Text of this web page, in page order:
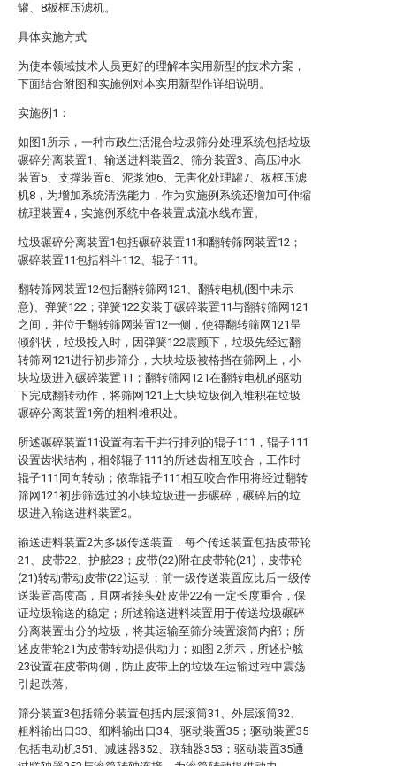
罐、8板框压滤机。
具体实施方式
为使本领域技术人员更好的理解本实用新型的技术方案，
下面结合附图和实施例对本实用新型作详细说明。
实施例1：
如图1所示，一种市政生活混合垃圾筛分处理系统包括垃圾
碾碎分离装置1、输送进料装置2、筛分装置3、高压冲水
装置5、支撑装置6、泥浆池6、无害化处理罐7、板框压滤
机8，为增加系统清洗能力，作为实施例系统还增加可伸缩
梳理装置4，实施例系统中各装置成流水线布置。
垃圾碾碎分离装置1包括碾碎装置11和翻转筛网装置12；
碾碎装置11包括料斗112、辊子111。
翻转筛网装置12包括翻转筛网121、翻转电机(图中未示
意)、弹簧122；弹簧122安装于碾碎装置11与翻转筛网121
之间，并位于翻转筛网装置12一侧，使得翻转筛网121呈
倾斜状，垃圾投入时，因弹簧122震颤下，垃圾先经过翻
转筛网121进行初步筛分，大块垃圾被格挡在筛网上，小
块垃圾进入碾碎装置11；翻转筛网121在翻转电机的驱动
下完成翻转动作，将筛网121上大块垃圾倒入堆积在垃圾
碾碎分离装置1旁的粗料堆积处。
所述碾碎装置11设置有若干并行排列的辊子111，辊子111
设置齿状结构，相邻辊子111的所述齿相互咬合，工作时
辊子111同向转动；依靠辊子111相互咬合作用将经过翻转
筛网121初步筛选过的小块垃圾进一步碾碎，碾碎后的垃
圾进入输送进料装置2。
输送进料装置2为多级传送装置，每个传送装置包括皮带轮
21、皮带22、护舷23；皮带(22)附在皮带轮(21)，皮带轮
(21)转动带动皮带(22)运动；前一级传送装置应比后一级传
送装置高度高，且两者接头处皮带22有一定长度重合，保
证垃圾输送的稳定；所述输送进料装置用于传送垃圾碾碎
分离装置出分的垃圾，将其运输至筛分装置滚筒内部；所
述皮带轮21为皮带转动提供动力；如图 2所示，所述护舷
23设置在皮带两侧，防止皮带上的垃圾在运输过程中震荡
引起跌落。
筛分装置3包括筛分装置包括内层滚筒31、外层滚筒32、
粗料输出口33、细料输出口34、驱动装置35；驱动装置35
包括电动机351、减速器352、联轴器353；驱动装置35通